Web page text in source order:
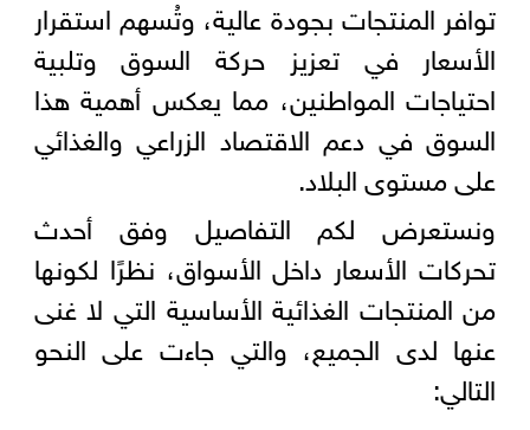
توافر المنتجات بجودة عالية، وتُسهم استقرار
الأسعار في تعزيز حركة السوق وتلبية
احتياجات المواطنين، مما يعكس أهمية هذا
السوق في دعم الاقتصاد الزراعي والغذائي
على مستوى البلاد.
ونستعرض لكم التفاصيل وفق أحدث
تحركات الأسعار داخل الأسواق، نظرًا لكونها
من المنتجات الغذائية الأساسية التي لا غنى
عنها لدى الجميع، والتي جاءت على النحو
التالي: